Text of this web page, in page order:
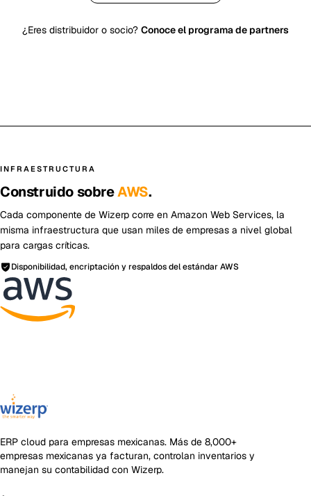
¿Eres distribuidor o socio? Conoce el programa de partners
INFRAESTRUCTURA
Construido sobreAWS.
Cada componente de Wizerp corre en Amazon Web Services, la
misma infraestructura que usan miles de empresas a nivel global
para cargas críticas.
Disponibilidad, encriptación y respaldos del estándar AWS
ERP cloud para empresas mexicanas. Más de 8,000+
empresas mexicanas ya facturan, controlan inventarios y
manejan su contabilidad con Wizerp.